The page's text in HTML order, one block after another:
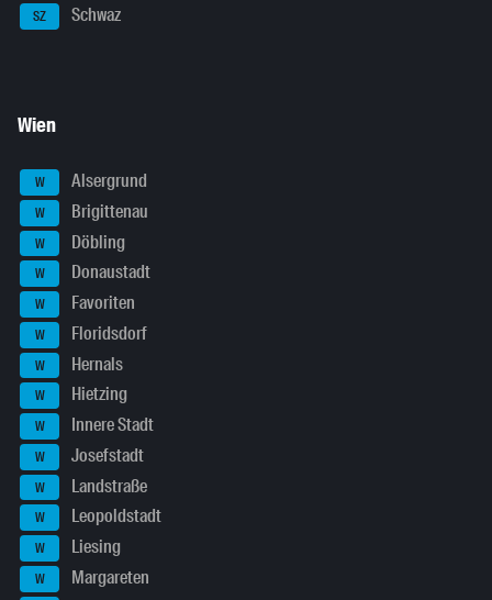
SZ Schwaz
Wien
W Alsergrund
W Brigittenau
W Döbling
W Donaustadt
W Favoriten
W Floridsdorf
W Hernals
W Hietzing
W Innere Stadt
W Josefstadt
W Landstraße
W Leopoldstadt
W Liesing
W Margareten